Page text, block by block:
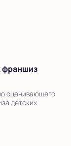
франшиз
оценивающего
детских